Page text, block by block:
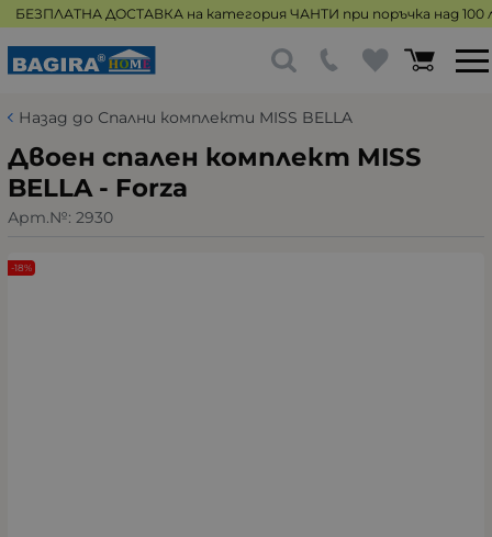
БЕЗПЛАТНА ДОСТАВКА на категория ЧАНТИ при поръчка над 100
Назад до Спални комплекти MISS BELLA
Двоен спален комплект MISS
BELLA - Forza
Арт.№: 2930
-18%